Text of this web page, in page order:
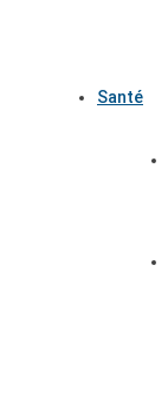
Santé